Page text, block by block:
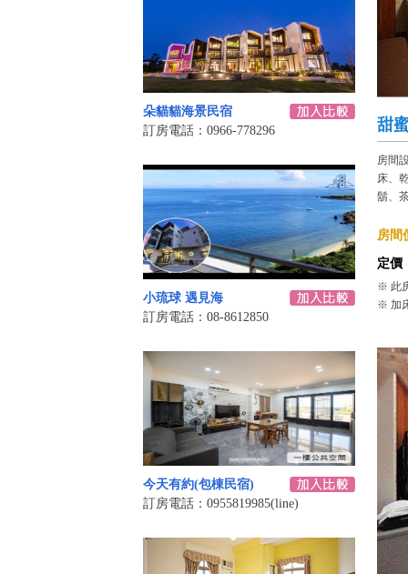
朵貓貓海景民宿
訂房電話：0966-778296
小琉球 遇見海
訂房電話：08-8612850
今天有約(包棟民宿)
訂房電話：0955819985(line)
甜
房間
床、
鬍、
房間
定價
※ 此
※ 加